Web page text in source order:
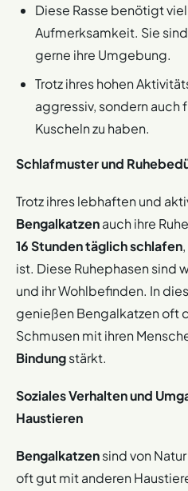
Diese Rasse benötigt
Aufmerksamkeit. Sie
gerne ihre Umgebung​​​​.
Trotz ihres hohen
aggressiv, sondern auch
Kuscheln zu haben​​​​.
Schlafmuster und
Trotz ihres lebhaften und
Bengalkatzenauch ihre
16 Stunden täglich schlafen
ist. Diese Ruhephasen sind
und ihr Wohlbefinden. In
genießen Bengalkatzen oft
Schmusen mit ihren
Bindungstärkt.
Soziales Verhalten und
Haustieren
Bengalkatzensind von
oft gut mit anderen